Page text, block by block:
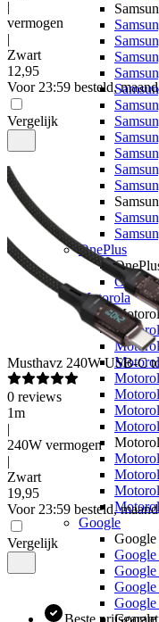
OnePlus
Motorola
Google
Google
|
vermogen
|
Zwart
12,95
Voor 23:59 besteld,
Vergelijk
Musthavz 240W USB-C
0 reviews
1m
|
240W vermogen
|
Zwart
19,95
Voor 23:59 besteld,
Vergelijk
Beste